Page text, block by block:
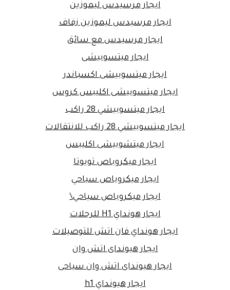
ايجار مرسيدس ليموزين
ايجار مرسيدس ليموزين زفاف
ايجار مرسيدس مع سائق
ايجار ميتسوبيشى
ايجار ميتسوبيشى اكسباندر
ايجار ميتسوبيشى اكليبس كروس
ايجار ميتسوبيشي 28 راكب
ايجار ميتسوبيشي 28 راكب للانتقالات
ايجار ميتشوبيشى اكليبس
ايجار ميكروباص تويوتا
ايجار ميكروباص سياحي
ايجار ميكروباص سياحي\
ايجار هونداي H1 للرحلات
ايجار هونداي فان اتش للتوصيلات
ايجار هيونداى اتش وان
ايجار هيونداى اتش وان سياحى
ايجار هيونداي h1